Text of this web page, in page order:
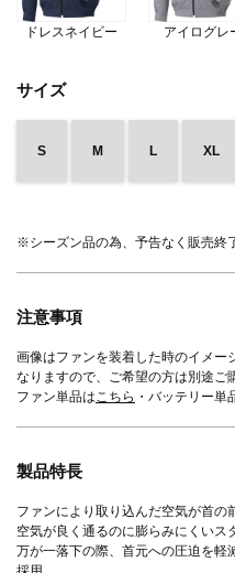
ドレスネイビー アイログレ
サイズ
S M L XL
※シーズン品の為、予告なく販売終
注意事項
画像はファンを装着した時のイメー
なりますので、ご希望の方は別途ご
ファン単品は こちら ・バッテリー単
製品特長
ファンにより取り込んだ空気が首の
空気が良く通るのに膨らみにくいス
万が一落下の際、首元への圧迫を軽